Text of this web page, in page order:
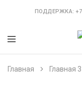
ПОДДЕРЖКА:
для
волос
состав
по
Главная Главная 3